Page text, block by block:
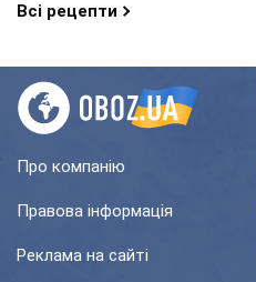
Всі рецепти
Про компанію
Правова інформація
Реклама на сайті